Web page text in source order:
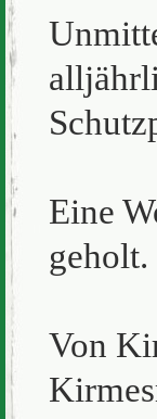
Eine
geholt.
Von